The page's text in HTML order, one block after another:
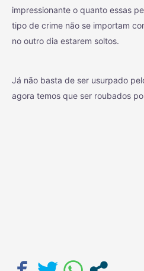
impressionante o quanto essas
tipo de crime não se importam
no outro dia estarem soltos.
Já não basta de ser usurpado
agora temos que ser roubados